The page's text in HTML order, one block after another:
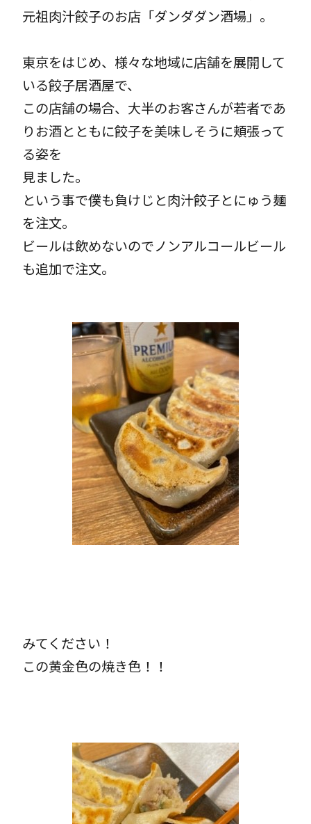
元祖肉汁餃子のお店「ダンダダン酒場」。
東京をはじめ、様々な地域に店舗を展開して
いる餃子居酒屋で、
この店舗の場合、大半のお客さんが若者であ
りお酒とともに餃子を美味しそうに頬張って
る姿を
見ました。
という事で僕も負けじと肉汁餃子とにゅう麺
を注文。
ビールは飲めないのでノンアルコールビール
も追加で注文。
みてください！
この黄金色の焼き色！！